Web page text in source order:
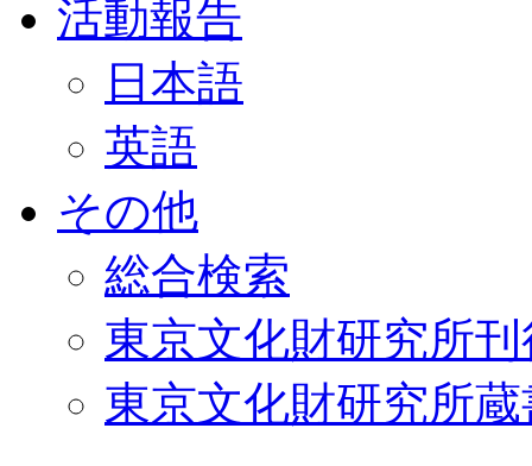
活動報告
日本語
英語
その他
総合検索
東京文化財研究所
東京文化財研究所